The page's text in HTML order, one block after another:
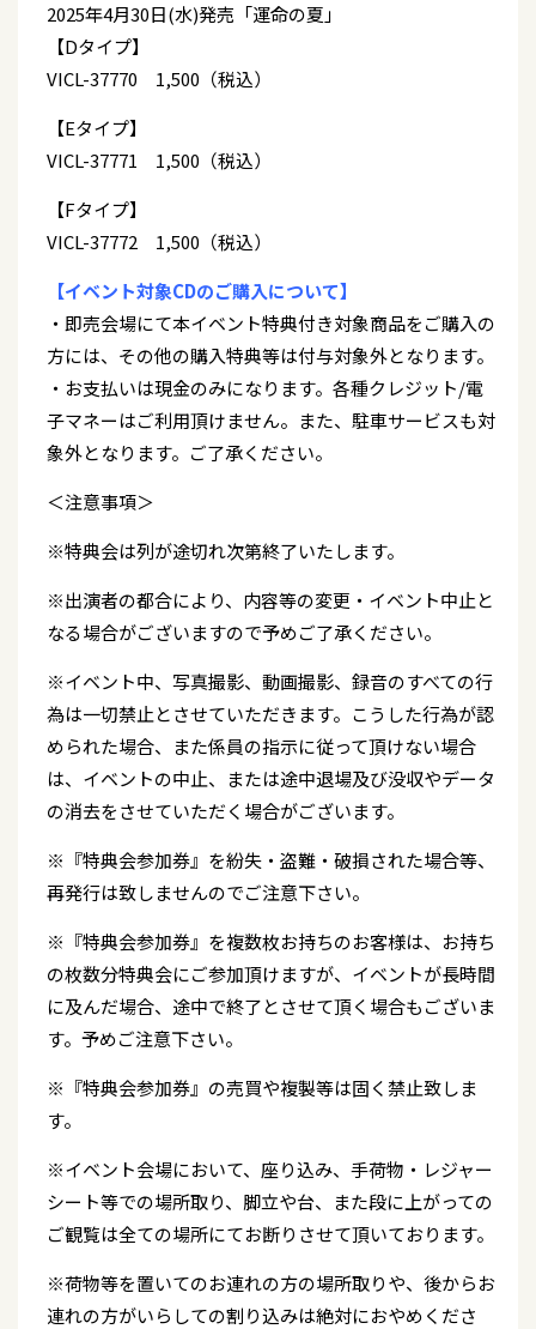
2025年4月30日(水)発売「運命の夏」
【Dタイプ】
VICL-37770 1,500（税込）
【Eタイプ】
VICL-37771 1,500（税込）
【Fタイプ】
VICL-37772 1,500（税込）
【イベント対象CDのご購入について】
・即売会場にて本イベント特典付き対象商品をご購入の
方には、その他の購入特典等は付与対象外となります。
・お支払いは現金のみになります。各種クレジット/電
子マネーはご利用頂けません。また、駐車サービスも対
象外となります。ご了承ください。
＜注意事項＞
※特典会は列が途切れ次第終了いたします。
※出演者の都合により、内容等の変更・イベント中止と
なる場合がございますので予めご了承ください。
※イベント中、写真撮影、動画撮影、録音のすべての行
為は一切禁止とさせていただきます。こうした行為が認
められた場合、また係員の指示に従って頂けない場合
は、イベントの中止、または途中退場及び没収やデータ
の消去をさせていただく場合がございます。
※『特典会参加券』を紛失・盗難・破損された場合等、
再発行は致しませんのでご注意下さい。
※『特典会参加券』を複数枚お持ちのお客様は、お持ち
の枚数分特典会にご参加頂けますが、イベントが長時間
に及んだ場合、途中で終了とさせて頂く場合もございま
す。予めご注意下さい。
※『特典会参加券』の売買や複製等は固く禁止致しま
す。
※イベント会場において、座り込み、手荷物・レジャー
シート等での場所取り、脚立や台、また段に上がっての
ご観覧は全ての場所にてお断りさせて頂いております。
※荷物等を置いてのお連れの方の場所取りや、後からお
連れの方がいらしての割り込みは絶対におやめくださ